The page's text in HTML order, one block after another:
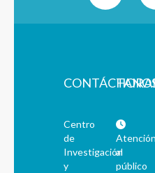
Centro
de
Investigación
y
Atención
al
público